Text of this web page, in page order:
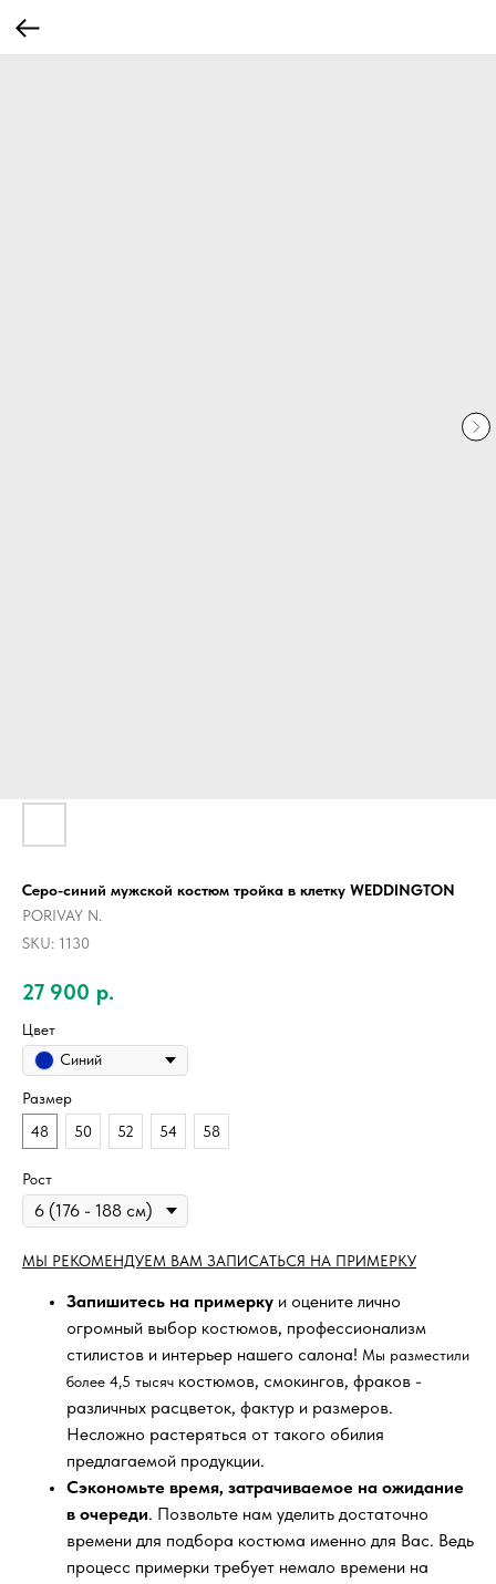
Серо-синий мужской костюм тройка в клетку WEDDINGTON
PORIVAY N.
SKU: 1130
27 900 р.
Цвет
Синий
Размер
48
50 52 54 58
Рост
МЫ РЕКОМЕНДУЕМ ВАМ ЗАПИСАТЬСЯ НА ПРИМЕРКУ
Запишитесь на примерку и оцените лично
огромный выбор костюмов, профессионализм
стилистов и интерьер нашего салона! Мы разместили
более 4,5 тысяч костюмов, смокингов, фраков -
различных расцветок, фактур и размеров.
Несложно растеряться от такого обилия
предлагаемой продукции.
Сэкономьте время, затрачиваемое на ожидание
в очереди. Позвольте нам уделить достаточно
времени для подбора костюма именно для Вас. Ведь
процесс примерки требует немало времени на